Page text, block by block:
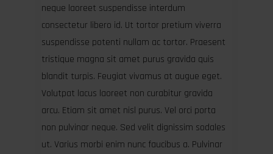
neque laoreet suspendisse interdum
consectetur libero id. Ut tortor pretium viverra
suspendisse potenti nullam ac tortor. Praesent
tristique magna sit amet purus gravida quis
blandit turpis. Feugiat vivamus at augue eget.
Volutpat lacus laoreet non curabitur gravida
arcu. Etiam sit amet nisl purus. Vel orci porta
non pulvinar neque. Sed velit dignissim sodales
ut. Varius morbi enim nunc faucibus a. Pulvinar